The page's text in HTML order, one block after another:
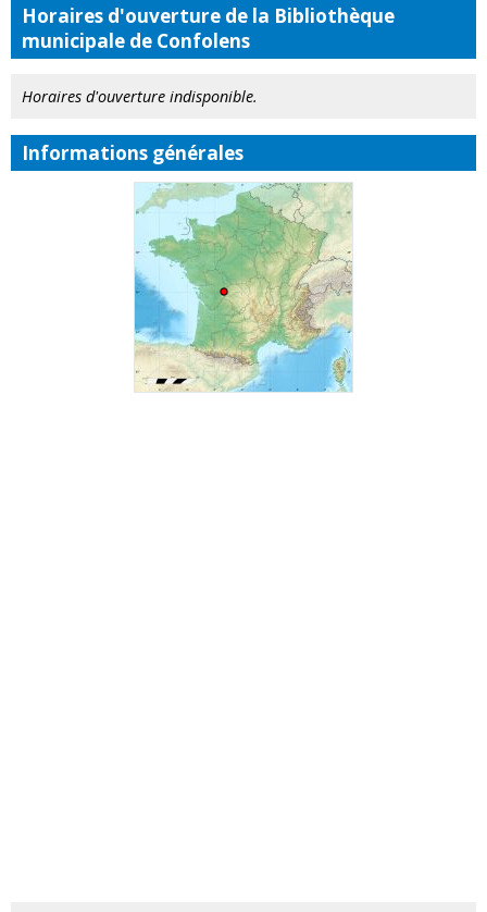
Horaires d'ouverture de la Bibliothèque
municipale de Confolens
Horaires d'ouverture indisponible.
Informations générales